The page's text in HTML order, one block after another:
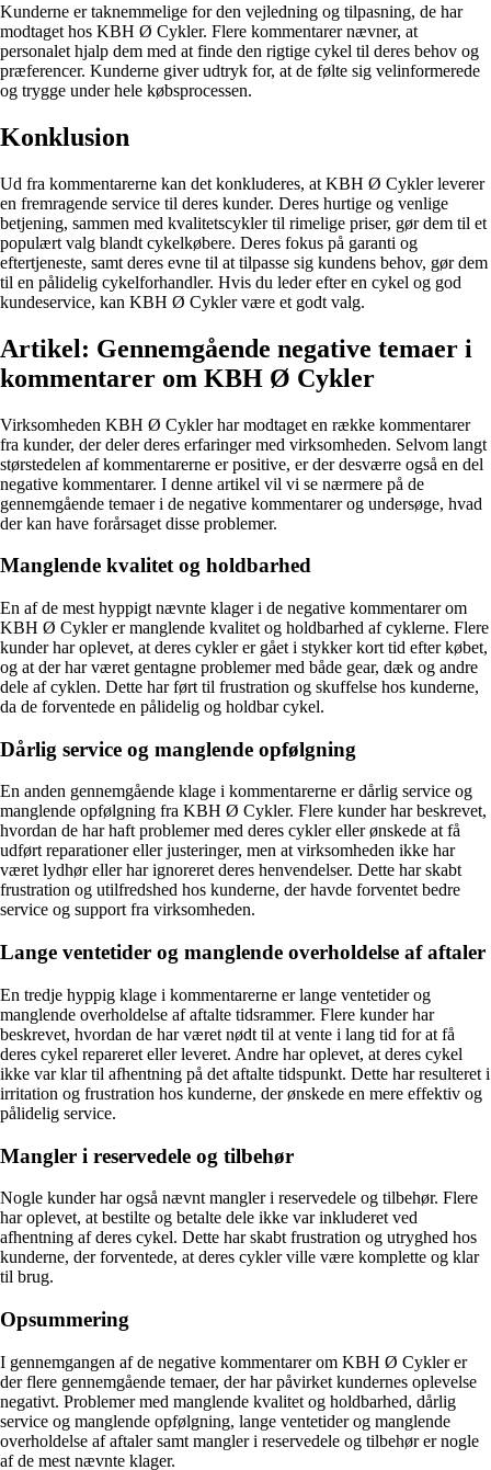
Kunderne er taknemmelige for den vejledning og tilpasning, de har
modtaget hos KBH Ø Cykler. Flere kommentarer nævner, at
personalet hjalp dem med at finde den rigtige cykel til deres behov og
præferencer. Kunderne giver udtryk for, at de følte sig velinformerede
og trygge under hele købsprocessen.
Konklusion
Ud fra kommentarerne kan det konkluderes, at KBH Ø Cykler leverer
en fremragende service til deres kunder. Deres hurtige og venlige
betjening, sammen med kvalitetscykler til rimelige priser, gør dem til et
populært valg blandt cykelkøbere. Deres fokus på garanti og
eftertjeneste, samt deres evne til at tilpasse sig kundens behov, gør dem
til en pålidelig cykelforhandler. Hvis du leder efter en cykel og god
kundeservice, kan KBH Ø Cykler være et godt valg.
Artikel: Gennemgående negative temaer i
kommentarer om KBH Ø Cykler
Virksomheden KBH Ø Cykler har modtaget en række kommentarer
fra kunder, der deler deres erfaringer med virksomheden. Selvom langt
størstedelen af kommentarerne er positive, er der desværre også en del
negative kommentarer. I denne artikel vil vi se nærmere på de
gennemgående temaer i de negative kommentarer og undersøge, hvad
der kan have forårsaget disse problemer.
Manglende kvalitet og holdbarhed
En af de mest hyppigt nævnte klager i de negative kommentarer om
KBH Ø Cykler er manglende kvalitet og holdbarhed af cyklerne. Flere
kunder har oplevet, at deres cykler er gået i stykker kort tid efter købet,
og at der har været gentagne problemer med både gear, dæk og andre
dele af cyklen. Dette har ført til frustration og skuffelse hos kunderne,
da de forventede en pålidelig og holdbar cykel.
Dårlig service og manglende opfølgning
En anden gennemgående klage i kommentarerne er dårlig service og
manglende opfølgning fra KBH Ø Cykler. Flere kunder har beskrevet,
hvordan de har haft problemer med deres cykler eller ønskede at få
udført reparationer eller justeringer, men at virksomheden ikke har
været lydhør eller har ignoreret deres henvendelser. Dette har skabt
frustration og utilfredshed hos kunderne, der havde forventet bedre
service og support fra virksomheden.
Lange ventetider og manglende overholdelse af aftaler
En tredje hyppig klage i kommentarerne er lange ventetider og
manglende overholdelse af aftalte tidsrammer. Flere kunder har
beskrevet, hvordan de har været nødt til at vente i lang tid for at få
deres cykel repareret eller leveret. Andre har oplevet, at deres cykel
ikke var klar til afhentning på det aftalte tidspunkt. Dette har resulteret i
irritation og frustration hos kunderne, der ønskede en mere effektiv og
pålidelig service.
Mangler i reservedele og tilbehør
Nogle kunder har også nævnt mangler i reservedele og tilbehør. Flere
har oplevet, at bestilte og betalte dele ikke var inkluderet ved
afhentning af deres cykel. Dette har skabt frustration og utryghed hos
kunderne, der forventede, at deres cykler ville være komplette og klar
til brug.
Opsummering
I gennemgangen af de negative kommentarer om KBH Ø Cykler er
der flere gennemgående temaer, der har påvirket kundernes oplevelse
negativt. Problemer med manglende kvalitet og holdbarhed, dårlig
service og manglende opfølgning, lange ventetider og manglende
overholdelse af aftaler samt mangler i reservedele og tilbehør er nogle
af de mest nævnte klager.